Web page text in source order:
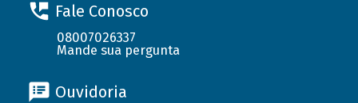
Fale Conosco
08007026337
Mande sua pergunta
Ouvidoria